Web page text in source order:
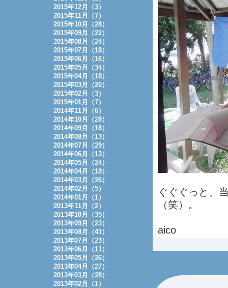
ぐぐぐっと、
（笑）。
aico
2015年12月（3）
2015年11月（7）
2015年10月（28）
2015年09月（22）
2015年08月（24）
2015年07月（18）
2015年06月（16）
2015年05月（34）
2015年04月（18）
2015年03月（20）
2015年02月（3）
2015年01月（7）
2014年11月（6）
2014年10月（28）
2014年09月（18）
2014年08月（13）
2014年07月（29）
2014年06月（13）
2014年05月（24）
2014年04月（18）
2014年03月（26）
2014年02月（5）
2014年01月（1）
2013年11月（2）
2013年10月（35）
2013年09月（23）
2013年08月（41）
2013年07月（23）
2013年06月（11）
2013年05月（26）
2013年04月（27）
2013年03月（28）
2013年02月（1）